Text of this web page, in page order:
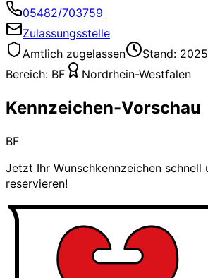
05482/703759
Zulassungsstelle
Amtlich zugelassen
Stand:
Bereich: BF Nordrhein-Westfalen
Kennzeichen-Vorschau
BF
Jetzt Ihr Wunschkennzeichen schnell
reservieren!